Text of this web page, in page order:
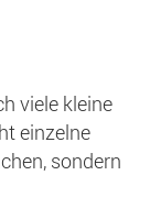
viele kleine
einzelne
sondern